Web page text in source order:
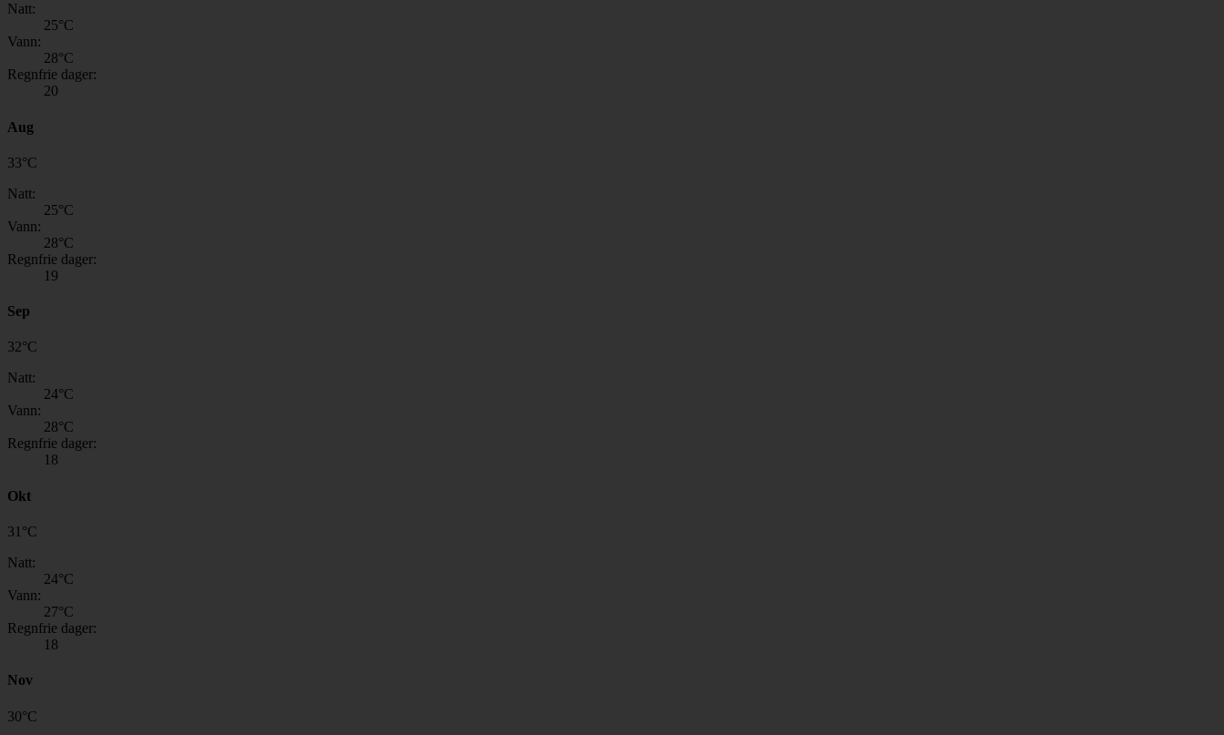
Natt:
25°C
Vann:
28°C
Regnfrie dager:
20
Aug
33°C
Natt:
25°C
Vann:
28°C
Regnfrie dager:
19
Sep
32°C
Natt:
24°C
Vann:
28°C
Regnfrie dager:
18
Okt
31 °C
Natt:
24°C
Vann:
27°C
Regnfrie dager:
18
Nov
30°C